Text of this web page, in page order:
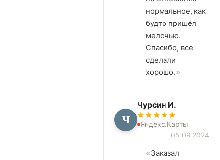
нормальное, как
будто пришёл
мелочью.
Спасибо, все
сделали
хорошо.
Ч
Чурсин И.
Яндекс.Карты
05.09.2024
Заказал